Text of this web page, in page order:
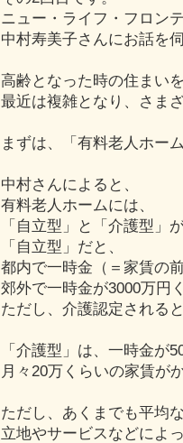
ニュー・ライフ・フロン
中村寿美子さんにお話を
高齢となった時の住まい
最近は複雑となり、さま
まずは、「有料老人ホー
中村さんによると、
有料老人ホームには、
「自立型」と「介護型」
「自立型」だと、
都内で一時金（＝家賃の
郊外で一時金が3000万円
ただし、介護認定される
「介護型」は、一時金が
月々20万くらいの家賃が
ただし、あくまでも平均
立地やサービスなどによ